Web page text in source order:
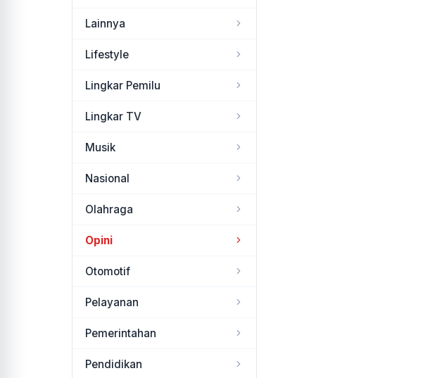
Lainnya
Lifestyle
Lingkar Pemilu
Lingkar TV
Musik
Nasional
Olahraga
Opini
Otomotif
Pelayanan
Pemerintahan
Pendidikan